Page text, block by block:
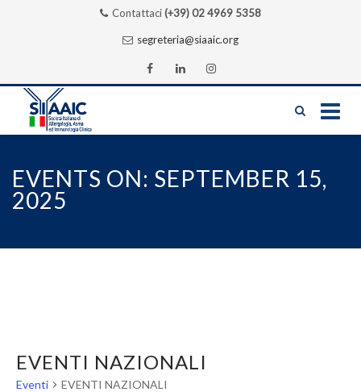
Contattaci(+39) 02 4969 5358
segreteria@siaaic.org
content
EVENTS ON: SEPTEMBER 15,
2025
EVENTI NAZIONALI
Eventi EVENTI NAZIONALI